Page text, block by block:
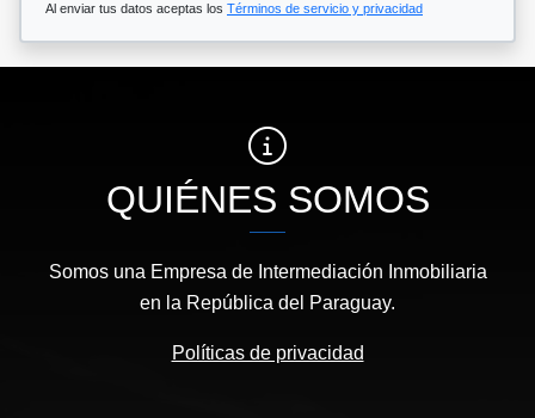
Al enviar tus datos aceptas los Términos de servicio y privacidad
QUIÉNES SOMOS
Somos una Empresa de Intermediación Inmobiliaria
en la República del Paraguay.
Políticas de privacidad